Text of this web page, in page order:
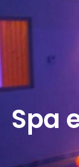
Spa